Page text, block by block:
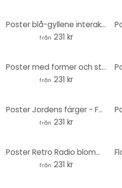
Poster blå-gyllene interaktion - Fedrau - Rund
från 231 kr
Poster med former och strukturer - Fedrau - Rund
från 231 kr
Poster Jordens färger - Fedrau - Rund
från 231 kr
Poster Retro Radio blommig - Frida Floral Studio - Rund
från 231 kr